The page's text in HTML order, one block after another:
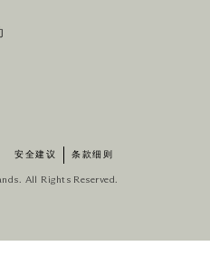
安全建议 条款细则
All Rights Reserved.